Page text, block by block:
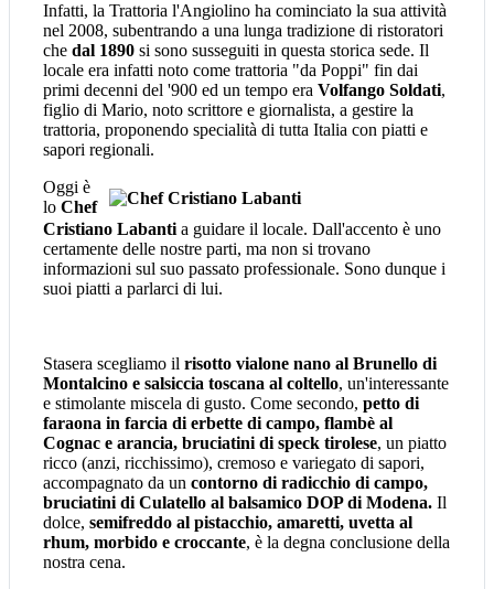
Infatti, la Trattoria l'Angiolino ha cominciato la sua attività
nel 2008, subentrando a una lunga tradizione di ristoratori
che dal 1890 si sono susseguiti in questa storica sede. Il
locale era infatti noto come trattoria "da Poppi" fin dai
primi decenni del '900 ed un tempo era Volfango Soldati,
figlio di Mario, noto scrittore e giornalista, a gestire la
trattoria, proponendo specialità di tutta Italia con piatti e
sapori regionali.
Oggi è
lo Chef
Cristiano Labanti a guidare il locale. Dall'accento è uno
certamente delle nostre parti, ma non si trovano
informazioni sul suo passato professionale. Sono dunque i
suoi piatti a parlarci di lui.
Stasera scegliamo il risotto vialone nano al Brunello di
Montalcino e salsiccia toscana al coltello, un'interessante
e stimolante miscela di gusto. Come secondo, petto di
faraona in farcia di erbette di campo, flambè al
Cognac e arancia, bruciatini di speck tirolese, un piatto
ricco (anzi, ricchissimo), cremoso e variegato di sapori,
accompagnato da un contorno di radicchio di campo,
bruciatini di Culatello al balsamico DOP di Modena. Il
dolce, semifreddo al pistacchio, amaretti, uvetta al
rhum, morbido e croccante, è la degna conclusione della
nostra cena.